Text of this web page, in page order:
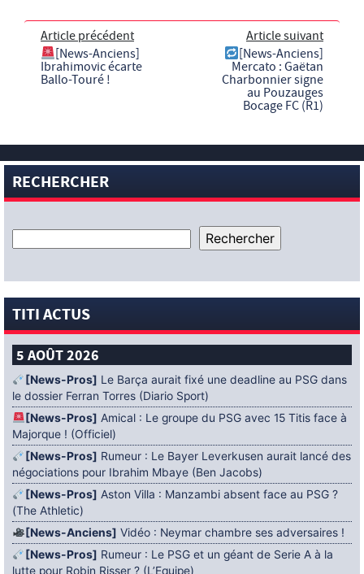
Article précédent
[News-Anciens]
Ibrahimovic écarte
Ballo-Touré !
Article suivant
[News-Anciens]
Mercato : Gaëtan
Charbonnier signe
au Pouzauges
Bocage FC (R1)
RECHERCHER
TITI ACTUS
5 AOÛT 2026
[News-Pros] Le Barça aurait fixé une deadline au PSG dans
le dossier Ferran Torres (Diario Sport)
[News-Pros] Amical : Le groupe du PSG avec 15 Titis face à
Majorque ! (Officiel)
[News-Pros] Rumeur : Le Bayer Leverkusen aurait lancé des
négociations pour Ibrahim Mbaye (Ben Jacobs)
[News-Pros] Aston Villa : Manzambi absent face au PSG ?
(The Athletic)
[News-Anciens] Vidéo : Neymar chambre ses adversaires !
[News-Pros] Rumeur : Le PSG et un géant de Serie A à la
lutte pour Robin Risser ? (L’Equipe)